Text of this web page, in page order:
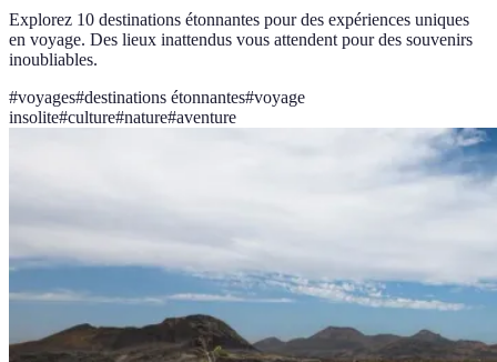
Explorez 10 destinations étonnantes pour des expériences uniques
en voyage. Des lieux inattendus vous attendent pour des souvenirs
inoubliables.
#voyages#destinations étonnantes#voyage
insolite#culture#nature#aventure